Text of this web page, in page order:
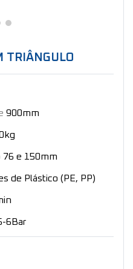
TRIÂNGULO
900mm
76 e 150mm
de Plástico (PE, PP)
6Bar